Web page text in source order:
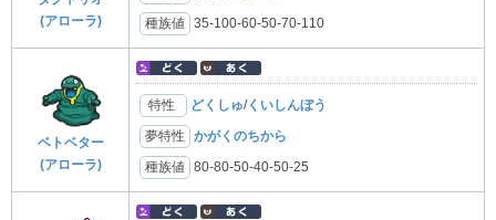
(アローラ)
種族値 35-100-60-50-70-110
ベトベター
(アローラ)
特性 どくしゅ/くいしんぼう
夢特性 かがくのちから
種族値 80-80-50-40-50-25